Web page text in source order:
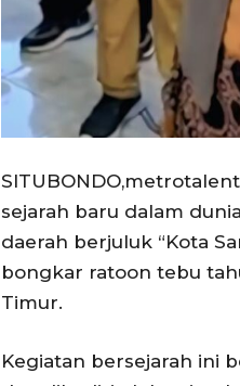
sejarah baru dalam
daerah berjuluk “Kota
bongkar ratoon tebu
Timur.
Kegiatan bersejarah ini